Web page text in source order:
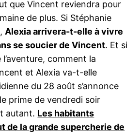
que Vincent reviendra pour
de plus. Si Stéphanie
Alexia arrivera-t-elle à vivre
se soucier de Vincent. Et si
comment la
et Alexia va-t-elle
du 28 août s’annonce
prime de vendredi soir
autant. Les habitants
de la grande supercherie de